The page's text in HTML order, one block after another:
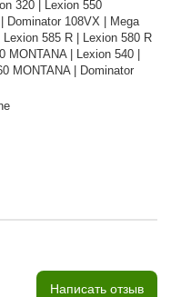
320 | Lexion 550
Dominator 108VX | Mega
585 R | Lexion 580 R
| Lexion 540 |
MONTANA | Dominator
Написать отзыв